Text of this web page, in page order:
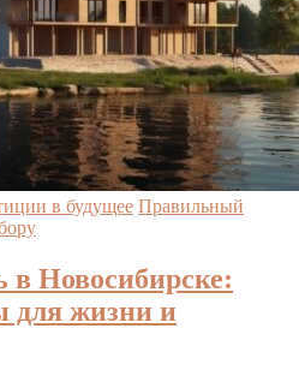
в будущее Правильный
Новосибирске:
для жизни и